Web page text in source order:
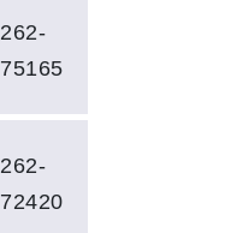
262-
75165
262-
72420